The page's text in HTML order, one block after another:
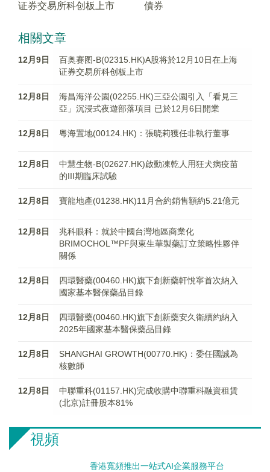
证券交易所科创板上市
債券
相關文章
12月9日
百奥赛图-B(02315.HK)A股将於12月10日在上海
证券交易所科创板上市
12月8日
海昌海洋公園(02255.HK)三亞公園引入「看見三
亞」沉浸式夜遊部落項目 已於12月6日開業
12月8日 粵海置地(00124.HK)：張晓莉獲任非執行董事
12月8日
中慧生物-B(02627.HK)啟動凍乾人用狂犬病疫苗
的III期臨床試驗
12月8日 寶龍地產(01238.HK)11月合約銷售額約5.21億元
12月8日
兆科眼科：就於中國台灣地區商業化
BRIMOCHOL™PF與東生華製藥訂立策略性夥伴
關係
12月8日
四環醫藥(00460.HK)旗下創新藥軒悅寧首次納入
國家基本醫保藥品目錄
12月8日
四環醫藥(00460.HK)旗下創新藥安久衛續約納入
2025年國家基本醫保藥品目錄
12月8日
SHANGHAI GROWTH(00770.HK)：委任國誠為
核數師
12月8日
中聯重科(01157.HK)完成收購中聯重科融資租賃
(北京)註冊股本81%
視頻
香港寬頻推出一站式AI企業服務平台